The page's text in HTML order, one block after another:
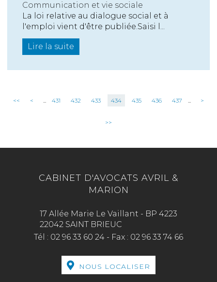
Communication et vie sociale
La loi relative au dialogue social et à
l'emploi vient d'être publiée.Saisi l...
Lire la suite
<< < ... 431 432 433 434 435 436 437 ... >
>>
CABINET D'AVOCATS AVRIL &
MARION
17 Allée Marie Le Vaillant - BP 4223
22042 SAINT BRIEUC
Tél : 02 96 33 60 24 - Fax : 02 96 33 74 66
NOUS LOCALISER